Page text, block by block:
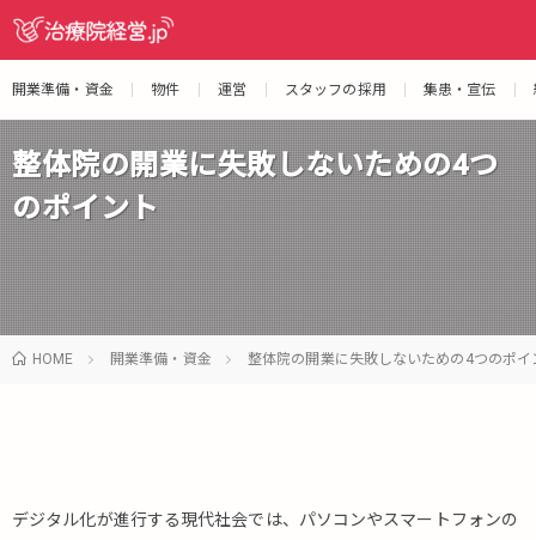
開業準備・資金 物件 運営 スタッフの採用 集患・宣伝
整体院の開業に失敗しないための4つ
のポイント
HOME 開業準備・資金 整体院の開業に失敗しないための4つのポイ
デジタル化が進行する現代社会では、パソコンやスマートフォンの